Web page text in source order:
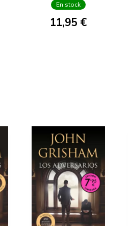
En stock
11,95 €